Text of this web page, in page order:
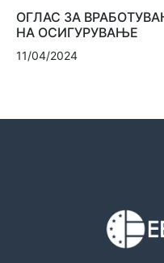
ОГЛАС ЗА
НА ОСИГУРУВАЊЕ
11/04/2024